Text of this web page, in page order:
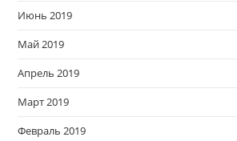
Июнь 2019
Май 2019
Апрель 2019
Март 2019
Февраль 2019